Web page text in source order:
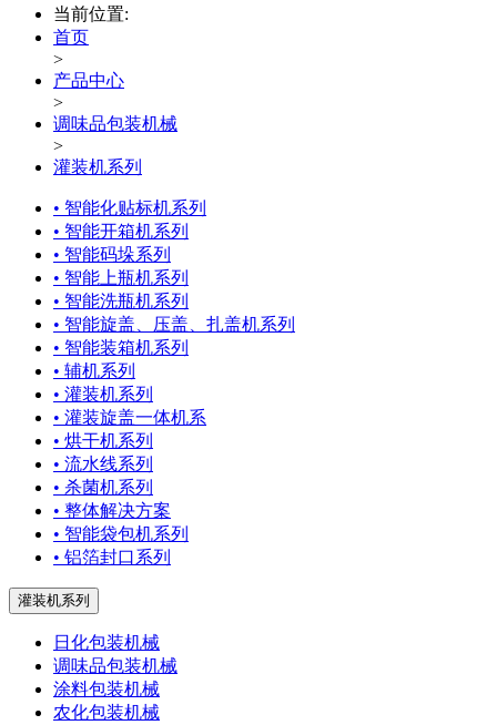
当前位置:
首页
>
产品中心
>
调味品包装机械
>
灌装机系列
• 智能化贴标机系列
• 智能开箱机系列
• 智能码垛系列
• 智能上瓶机系列
• 智能洗瓶机系列
• 智能旋盖、压盖、扎盖机系列
• 智能装箱机系列
• 辅机系列
• 灌装机系列
• 灌装旋盖一体机系
• 烘干机系列
• 流水线系列
• 杀菌机系列
• 整体解决方案
• 智能袋包机系列
• 铝箔封口系列
灌装机系列
日化包装机械
调味品包装机械
涂料包装机械
农化包装机械